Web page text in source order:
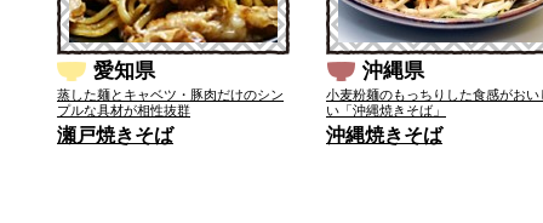
愛知県
蒸した麺とキャベツ・豚肉だけのシン
プルな具材が相性抜群
瀬戸焼きそば
沖縄県
小麦粉麺のもっちりした食感がおい
い「沖縄焼きそば」
沖縄焼きそば